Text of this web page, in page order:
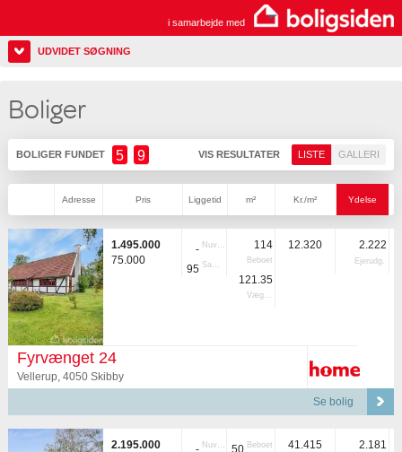
i samarbejde med
UDVIDET SØGNING
Boliger
BOLIGER FUNDET 5 9 VIS RESULTATER LISTE GALLERI
Adresse Pris Liggetid m² Kr./m² Ydelse
1.495.000
75.000
- Nuvær.
95 Samlet
114
Beboet
121.35
Vægtet
12.320 2.222
Ejerudg.
Fyrvænget 24
Vellerup, 4050 Skibby
Se bolig
2.195.000
- Nuvær. 50 Beboet 41.415 2.181